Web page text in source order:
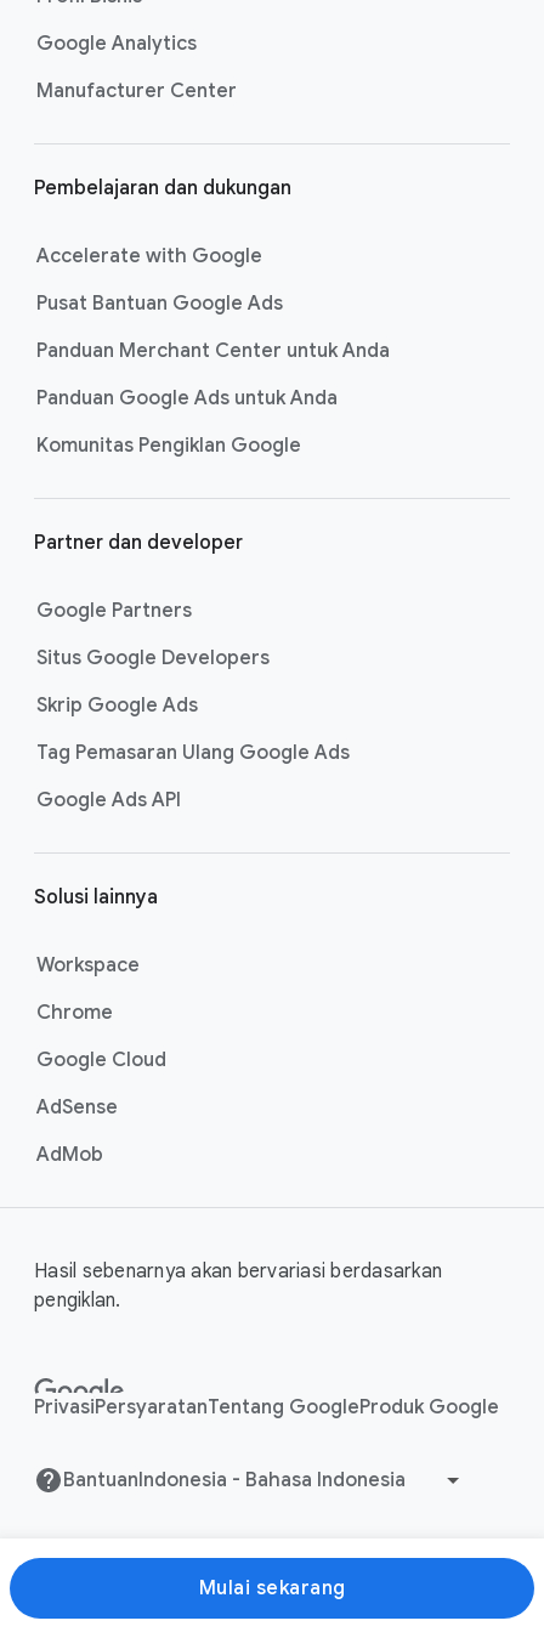
Google Analytics
Manufacturer Center
Pembelajaran dan dukungan
Accelerate with Google
Pusat Bantuan Google Ads
Panduan Merchant Center untuk Anda
Panduan Google Ads untuk Anda
Komunitas Pengiklan Google
Partner dan developer
Google Partners
Situs Google Developers
Skrip Google Ads
Tag Pemasaran Ulang Google Ads
Google Ads API
Solusi lainnya
Workspace
Chrome
Google Cloud
AdSense
AdMob
Hasil sebenarnya akan bervariasi berdasarkan
pengiklan.
PrivasiPersyaratanTentang GoogleProduk Google
Bantuan
Mulai sekarang